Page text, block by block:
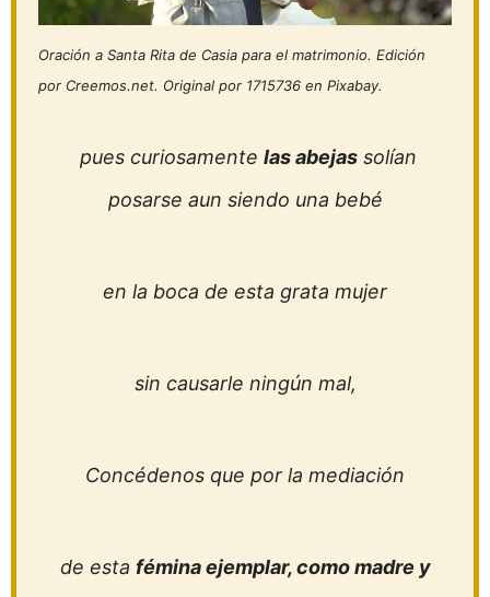
Oración a Santa Rita de Casia para el matrimonio. Edición
por Creemos.net. Original por 1715736 en Pixabay.
pues curiosamente las abejassolían
posarse aun siendo una bebé
en la boca de esta grata mujer
sin causarle ningún mal,
Concédenos que por la mediación
de esta fémina ejemplar, como madre y